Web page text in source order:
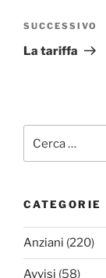
Articolo
successivo
SUCCESSIVO
La tariffa
CATEGORIE
Anziani (220)
Avvisi (58)